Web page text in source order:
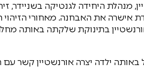
מנהלת היחידה לגנטיקה בשניידר,
אישרה את האבחנה. מאחורי
בתינוקת שלקתה באותה
באותה ילדה יצרה אורנשטיין קשר